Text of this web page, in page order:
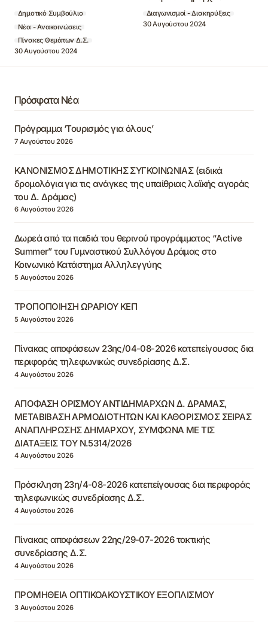
Δημοτικό Συμβούλιο
Νέα - Ανακοινώσεις
Πίνακες Θεμάτων Δ.Σ.
30 Αυγούστου 2024
Διαγωνισμοί - Διακηρύξεις
30 Αυγούστου 2024
Πρόσφατα Νέα
Πρόγραμμα ‘Τουρισμός για όλους’
7 Αυγούστου 2026
ΚΑΝΟΝΙΣΜΟΣ ΔΗΜΟΤΙΚΗΣ ΣΥΓΚΟΙΝΩΝΙΑΣ (ειδικά
δρομολόγια για τις ανάγκες της υπαίθριας λαϊκής αγοράς
του Δ. Δράμας)
6 Αυγούστου 2026
Δωρεά από τα παιδιά του θερινού προγράμματος “Active
Summer” του Γυμναστικού Συλλόγου Δράμας στο
Κοινωνικό Κατάστημα Αλληλεγγύης
5 Αυγούστου 2026
ΤΡΟΠΟΠΟΙΗΣΗ ΩΡΑΡΙΟΥ ΚΕΠ
5 Αυγούστου 2026
Πίνακας αποφάσεων 23ης/04-08-2026 κατεπείγουσας δια
περιφοράς τηλεφωνικώς συνεδρίασης Δ.Σ.
4 Αυγούστου 2026
ΑΠΟΦΑΣΗ ΟΡΙΣΜΟΥ ΑΝΤΙΔΗΜΑΡΧΩΝ Δ. ΔΡΑΜΑΣ,
ΜΕΤΑΒΙΒΑΣΗ ΑΡΜΟΔΙΟΤΗΤΩΝ ΚΑΙ ΚΑΘΟΡΙΣΜΟΣ ΣΕΙΡΑΣ
ΑΝΑΠΛΗΡΩΣΗΣ ΔΗΜΑΡΧΟΥ, ΣΥΜΦΩΝΑ ΜΕ ΤΙΣ
ΔΙΑΤΑΞΕΙΣ ΤΟΥ Ν.5314/2026
4 Αυγούστου 2026
Πρόσκληση 23η/4-08-2026 κατεπείγουσας δια περιφοράς
τηλεφωνικώς συνεδρίασης Δ.Σ.
4 Αυγούστου 2026
Πίνακας αποφάσεων 22ης/29-07-2026 τακτικής
συνεδρίασης Δ.Σ.
4 Αυγούστου 2026
ΠΡΟΜΗΘΕΙΑ ΟΠΤΙΚΟΑΚΟΥΣΤΙΚΟΥ ΕΞΟΠΛΙΣΜΟΥ
3 Αυγούστου 2026